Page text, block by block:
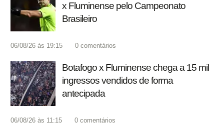
x Fluminense pelo Campeonato
Brasileiro
06/08/26 às 19:15 0 comentários
Botafogo x Fluminense chega a 15 mil
ingressos vendidos de forma
antecipada
06/08/26 às 11:15 0 comentários